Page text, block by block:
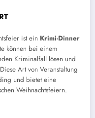
ist ein Krimi-Dinner
können bei einem
Kriminalfall lösen und
Art von Veranstaltung
und bietet eine
Weihnachtsfeiern.